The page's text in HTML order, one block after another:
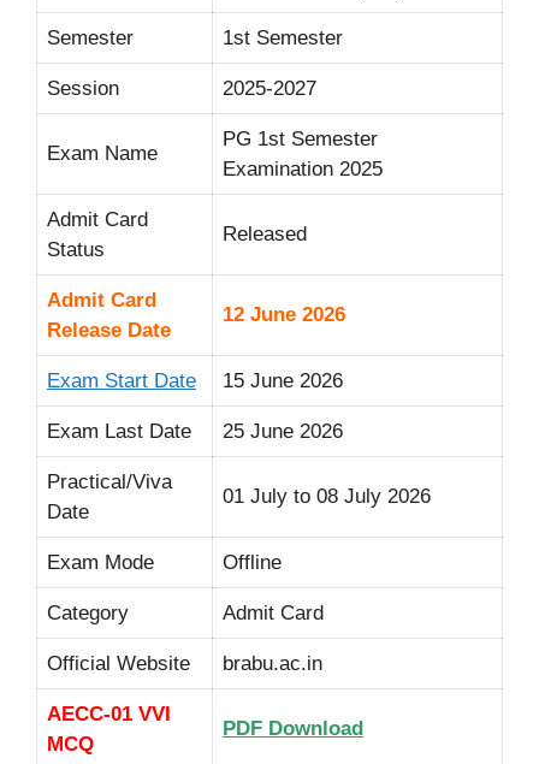
Semester 1st Semester
Session 2025-2027
Exam Name
PG 1st Semester
Examination 2025
Admit Card
Status
Released
Admit Card
Release Date
12 June 2026
Exam Start Date 15 June 2026
Exam Last Date 25 June 2026
Practical/Viva
Date
01 July to 08 July 2026
Exam Mode Offline
Category Admit Card
Official Website brabu.ac.in
AECC-01 VVI
MCQ
PDF Download